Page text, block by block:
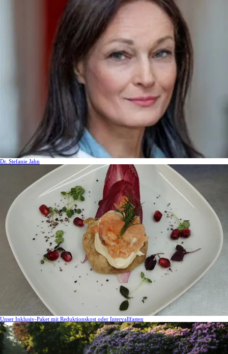
Dr. Stefanie Jahn
Unser Inklusiv-Paket mit Reduktionskost oder Intervallfasten